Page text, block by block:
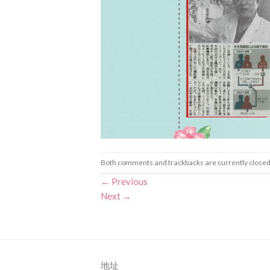
Both comments and trackbacks are currently
← Previous
Next →
地址